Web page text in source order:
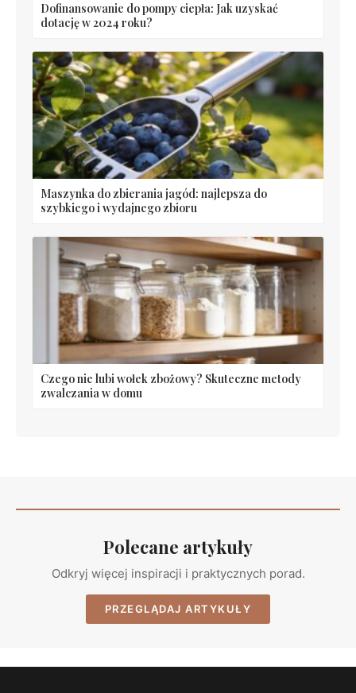
Dofinansowanie do pompy ciepła: Jak uzyskać
dotację w 2024 roku?
Maszynka do zbierania jagód: najlepsza do
szybkiego i wydajnego zbioru
Czego nie lubi wołek zbożowy? Skuteczne metody
zwalczania w domu
Polecane artykuły
Odkryj więcej inspiracji i praktycznych porad.
PRZEGLĄDAJ ARTYKUŁY